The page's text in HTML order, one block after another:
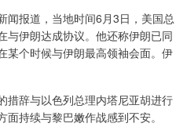
报道，当地时间6月3日，美国总
与伊朗达成协议。他还称伊朗已同
某个时候与伊朗最高领袖会面。伊
辞与以色列总理内塔尼亚胡进行
持续与黎巴嫩作战感到不安。